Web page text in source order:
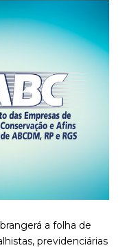
a folha de
previdenciárias